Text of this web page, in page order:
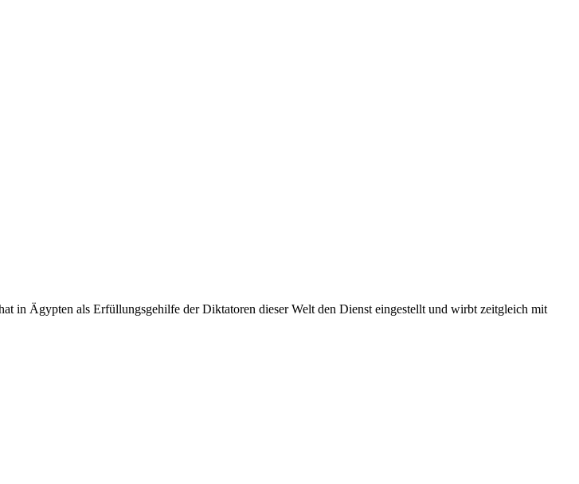
in Ägypten als Erfüllungsgehilfe der Diktatoren dieser Welt den Dienst eingestellt und wirbt zeitgleich mit